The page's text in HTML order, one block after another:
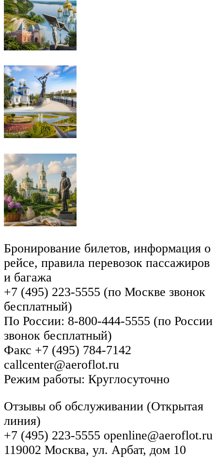
Бронирование билетов, информация о
рейсе, правила перевозок пассажиров
и багажа
+7 (495) 223-5555 (по Москве звонок
бесплатный)
По России: 8-800-444-5555 (по России
звонок бесплатный)
Факс +7 (495) 784-7142
callcenter@aeroflot.ru
Режим работы: Круглосуточно
Отзывы об обслуживании (Открытая
линия)
+7 (495) 223-5555 openline@aeroflot.ru
119002 Москва, ул. Арбат, дом 10